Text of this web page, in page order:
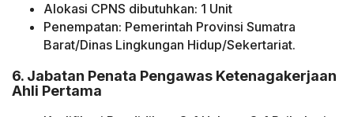
Alokasi CPNS dibutuhkan: 1 Unit
Penempatan: Pemerintah Provinsi Sumatra
Barat/Dinas Lingkungan Hidup/Sekertariat.
6. Jabatan Penata Pengawas Ketenagakerjaan
Ahli Pertama